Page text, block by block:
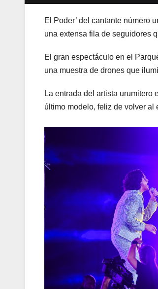
El Poder’ del cantante número
una extensa fila de seguidores
El gran espectáculo en el
una muestra de drones que
La entrada del artista urumitero
último modelo, feliz de volver al